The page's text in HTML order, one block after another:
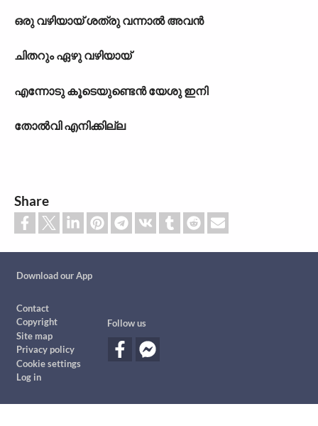
ഒരു വഴിയായ് ശത്രു വന്നാല്‍ അവന്‍
ചിതറും ഏഴു വഴിയായ്
എന്നോടു കൂടെയുണ്ടെന്‍ യേശു ഇനി
തോല്‍വി എനിക്കില്ല
Share
Download our App
Contact
Copyright
Site map
Privacy policy
Cookie settings
Log in
Follow us